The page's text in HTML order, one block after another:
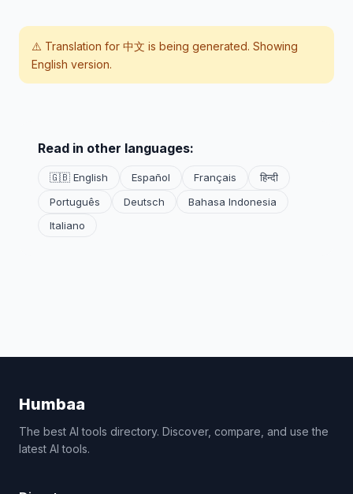
⚠️ Translation for 中文 is being generated. Showing
English version.
Read in other languages:
🇬🇧 English Español Français
हिन्दी
Português
Deutsch
Bahasa Indonesia
Italiano
Humbaa
The best AI tools directory. Discover, compare, and use the
latest AI tools.